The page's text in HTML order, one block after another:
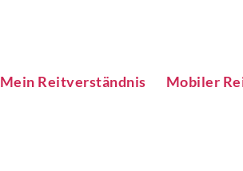
Mein Reitverständnis Mobiler